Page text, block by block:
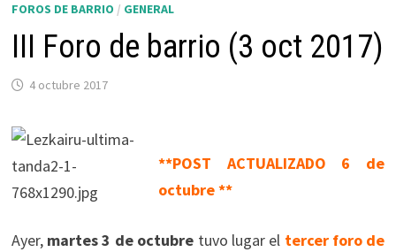
FOROS DE BARRIO / GENERAL
III Foro de barrio (3 oct 2017)
4 octubre 2017
**POST ACTUALIZADO 6 de
octubre **
Ayer, martes 3 de octubre tuvo lugar el tercer foro de